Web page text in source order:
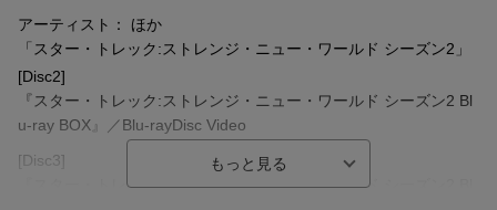
充実の映像特典
2時間超の充実した映像特典収録。
＜収録内容＞
【DISC 1：4話】
第1話：壊れた環/The Broken Circle
ペリア：キャロル・ケイン（伊沢磨紀）
ジム・カーク：ポール・ウェズリー（浪川大輔）
＜スタッフ＞
企画・製作総指揮：
アキヴァ・ゴールズマン （「スター・トレック：ディスカバリ
アーティスト： ほか
「スター・トレック:ストレンジ・ニュー・ワールド シーズン2」
[Disc2]
『スター・トレック:ストレンジ・ニュー・ワールド シーズン2 Bl
u-ray BOX』／Blu-rayDisc Video
[Disc3]
『スター・トレック:ストレンジ・ニュー・ワールド シーズン2 Bl